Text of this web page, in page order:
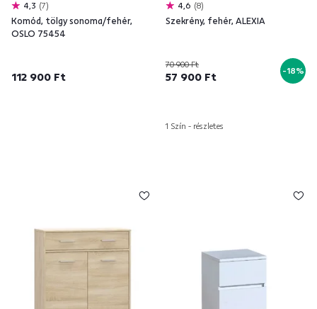
4,3 7
Komód, tölgy sonoma/fehér,
OSLO 75454
112 900 Ft
4,6 8
Szekrény, fehér, ALEXIA
70 900 Ft
57 900 Ft -18%
1 Szín - részletes